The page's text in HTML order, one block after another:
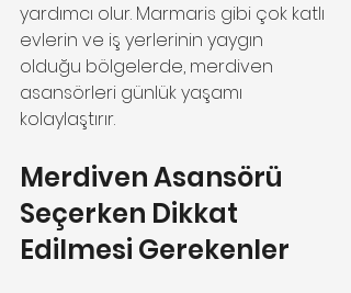
yardımcı olur. Marmaris gibi çok katlı
evlerin ve iş yerlerinin yaygın
olduğu bölgelerde, merdiven
asansörleri günlük yaşamı
kolaylaştırır.
Merdiven Asansörü
Seçerken Dikkat
Edilmesi Gerekenler